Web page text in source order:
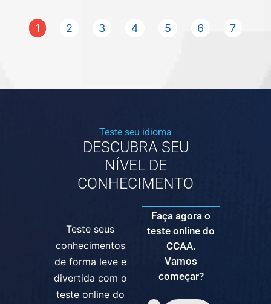
1 2 3 4 5 6 7
Teste seu idioma
DESCUBRA SEU
NÍVEL DE
CONHECIMENTO
Teste seus
conhecimentos
de forma leve e
divertida com o
teste online do
Faça agora o
teste online do
CCAA.
Vamos
começar?